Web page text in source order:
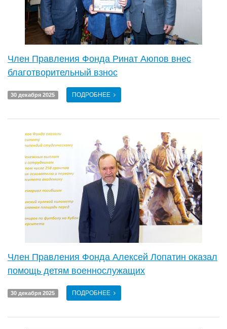
Член Правления Фонда Ринат Аюпов внес
благотворительный взнос
30 декабря 2025 ПОДРОБНЕЕ
Член Правления Фонда Алексей Лопатин оказал
помощь детям военнослужащих
30 декабря 2025 ПОДРОБНЕЕ